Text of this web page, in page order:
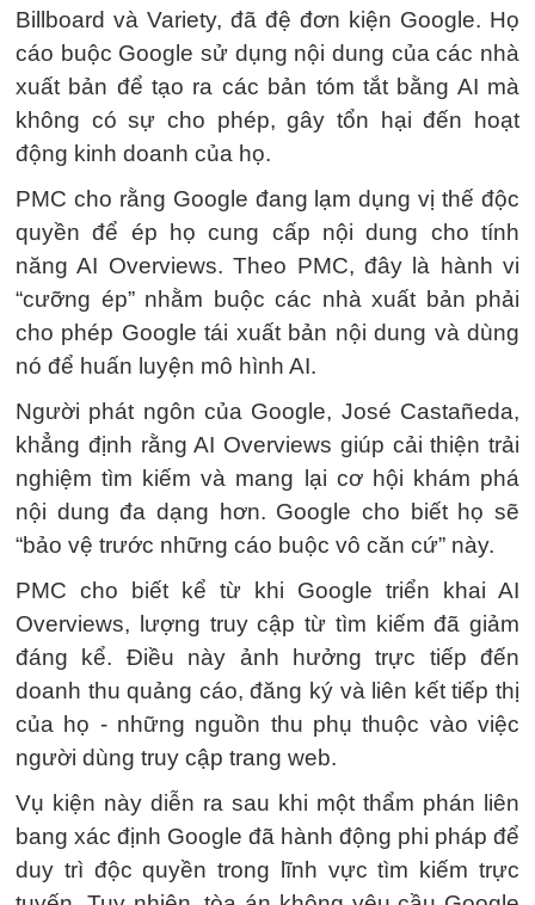
Billboard và Variety, đã đệ đơn kiện Google. Họ
cáo buộc Google sử dụng nội dung của các nhà
xuất bản để tạo ra các bản tóm tắt bằng AI mà
không có sự cho phép, gây tổn hại đến hoạt
động kinh doanh của họ.
PMC cho rằng Google đang lạm dụng vị thế độc
quyền để ép họ cung cấp nội dung cho tính
năng AI Overviews. Theo PMC, đây là hành vi
“cưỡng ép” nhằm buộc các nhà xuất bản phải
cho phép Google tái xuất bản nội dung và dùng
nó để huấn luyện mô hình AI.
Người phát ngôn của Google, José Castañeda,
khẳng định rằng AI Overviews giúp cải thiện trải
nghiệm tìm kiếm và mang lại cơ hội khám phá
nội dung đa dạng hơn. Google cho biết họ sẽ
“bảo vệ trước những cáo buộc vô căn cứ” này.
PMC cho biết kể từ khi Google triển khai AI
Overviews, lượng truy cập từ tìm kiếm đã giảm
đáng kể. Điều này ảnh hưởng trực tiếp đến
doanh thu quảng cáo, đăng ký và liên kết tiếp thị
của họ - những nguồn thu phụ thuộc vào việc
người dùng truy cập trang web.
Vụ kiện này diễn ra sau khi một thẩm phán liên
bang xác định Google đã hành động phi pháp để
duy trì độc quyền trong lĩnh vực tìm kiếm trực